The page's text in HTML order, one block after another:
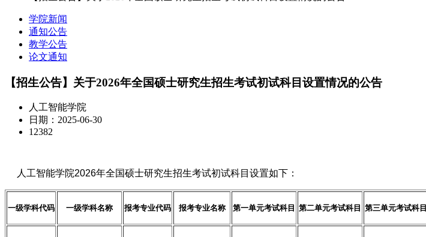
学院新闻
通知公告
教学公告
论文通知
【招生公告】关于2026年全国硕士研究生招生考试初试科目设置情况的公告
人工智能学院
日期：2025-06-30
12382
人工智能学院2026年全国硕士研究生招生考试初试科目设置如下：
一级学科代码 一级学科名称 报考专业代码 报考专业名称 第一单元考试科目 第二单元考试科目 第三单元考试科目